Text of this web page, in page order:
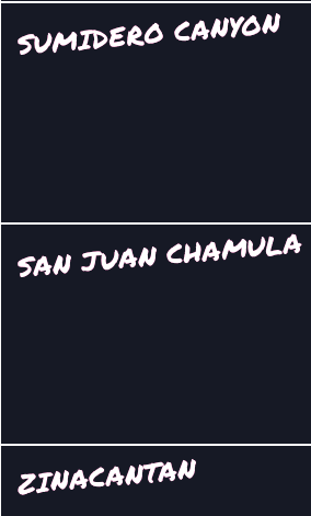
SUMIDERO CANYON
SAN JUAN CHAMULA
ZINACANTAN